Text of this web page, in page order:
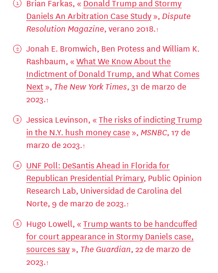
Brian Farkas, « Donald Trump and Stormy
Daniels An Arbitration Case Study», Dispute
Resolution Magazine, verano 2018.
Jonah E. Bromwich, Ben Protess and William K.
Rashbaum, « What We Know About the
Indictment of Donald Trump, and What Comes
Next», The New York Times, 31 de marzo de
2023.
Jessica Levinson, « The risks of indicting Trump
in the N.Y. hush money case», MSNBC, 17 de
marzo de 2023.
UNF Poll: DeSantis Ahead in Florida for
Republican Presidential Primary, Public Opinion
Research Lab, Universidad de Carolina del
Norte, 9 de marzo de 2023.
Hugo Lowell, « Trump wants to be handcuffed
for court appearance in Stormy Daniels case,
sources say», The Guardian, 22 de marzo de
2023.